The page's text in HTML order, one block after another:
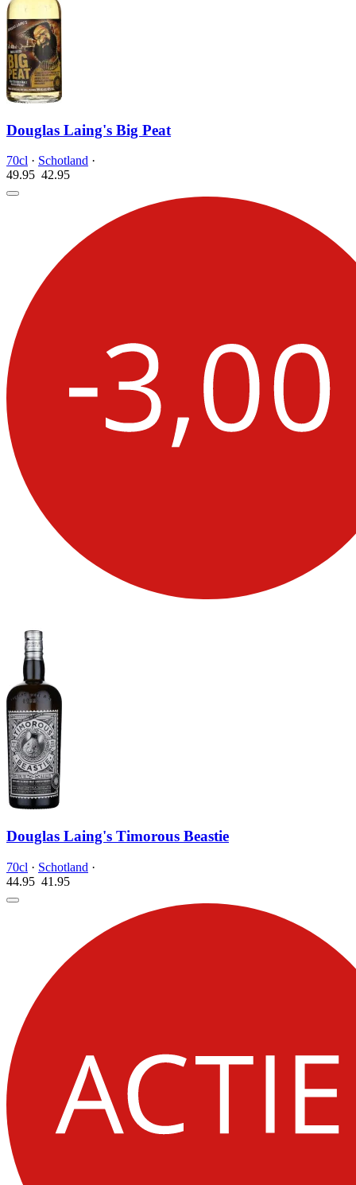
Douglas Laing's Big Peat
70cl · Schotland ·
49.95 42.95
Douglas Laing's Timorous Beastie
70cl · Schotland ·
44.95 41.95